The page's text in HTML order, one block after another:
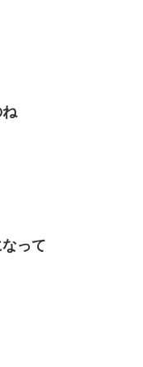
「臭いんだよ！キモオ
、なんで告白してきた
上がってさぁ寝よう！
っと待ってて」→勢い
てくれと頼まれた。父
父も喜んで私の写真を
って